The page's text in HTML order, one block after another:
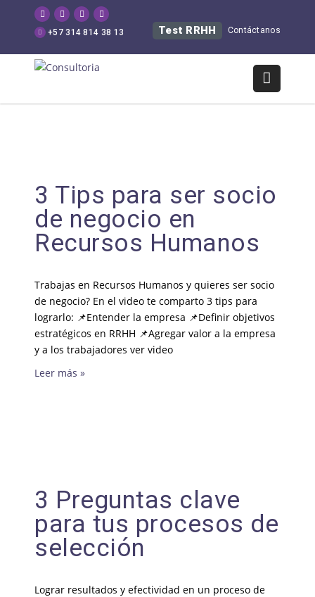
+57 314 814 38 13 Test RRHH Contáctanos
3 Tips para ser socio
de negocio en
Recursos Humanos
Trabajas en Recursos Humanos y quieres ser socio
de negocio? En el video te comparto 3 tips para
lograrlo: 📌Entender la empresa 📌Definir objetivos
estratégicos en RRHH 📌Agregar valor a la empresa
y a los trabajadores ver video
Leer más »
3 Preguntas clave
para tus procesos de
selección
Lograr resultados y efectividad en un proceso de